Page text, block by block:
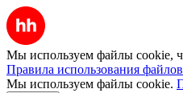
Мы используем файлы cookie,
Правила использования
Мы используем файлы cookie.